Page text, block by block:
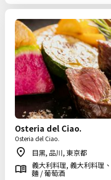
Osteria del Ciao.
Osteria del Ciao.
目黑, 品川, 東京都
義大利料理, 義大利料理
麵 / 葡萄酒